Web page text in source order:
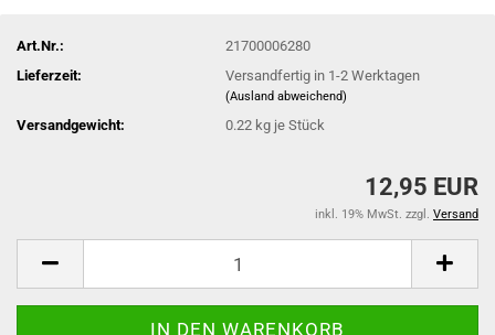
Art.Nr.:
21700006280
Lieferzeit:
Versandfertig in 1-2 Werktagen
(Ausland abweichend)
Versandgewicht: 0.22 kg je Stück
12,95 EUR
inkl. 19% MwSt. zzgl. Versand